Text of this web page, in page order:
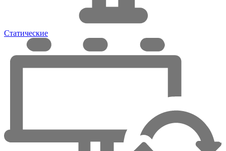
Статические